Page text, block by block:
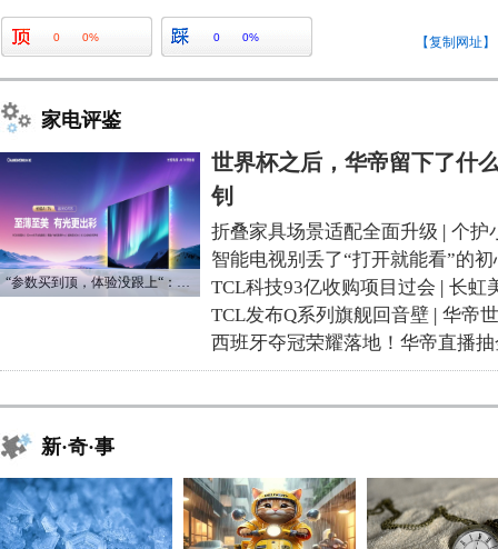
0 0% 0 0% 【复制网址】
家电评鉴
“参数买到顶，体验没跟上“：长虹追光Q70S给高端电视打了个样
世界杯之后，华帝留下了什
钊
折叠家具场景适配全面升级 | 个护
智能电视别丢了“打开就能看”的初
TCL科技93亿收购项目过会 | 长虹
TCL发布Q系列旗舰回音壁 | 华帝
西班牙夺冠荣耀落地！华帝直播
新·奇·事